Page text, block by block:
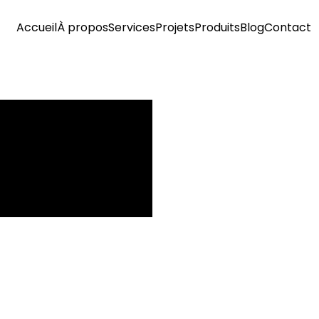
AccueilÀ proposServicesProjetsProduitsBlogContact